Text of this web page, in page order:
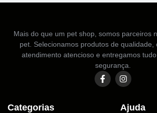
Mais do que um pet shop, somos parceiros
pet. Selecionamos produtos de qualidade,
atendimento atencioso e entregamos
segurança.
Categorias Ajuda